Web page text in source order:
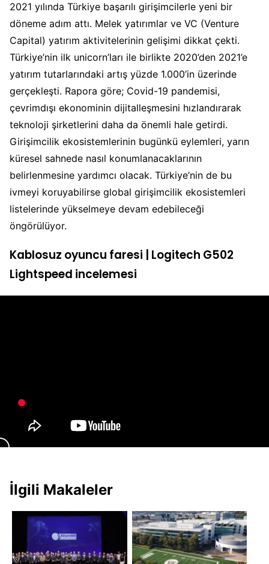
2021 yılında Türkiye başarılı girişimcilerle yeni bir
döneme adım attı. Melek yatırımlar ve VC (Venture
Capital) yatırım aktivitelerinin gelişimi dikkat çekti.
Türkiye’nin ilk unicorn’ları ile birlikte 2020’den 2021’e
yatırım tutarlarındaki artış yüzde 1.000’in üzerinde
gerçekleşti. Rapora göre; Covid-19 pandemisi,
çevrimdışı ekonominin dijitalleşmesini hızlandırarak
teknoloji şirketlerini daha da önemli hale getirdi.
Girişimcilik ekosistemlerinin bugünkü eylemleri, yarın
küresel sahnede nasıl konumlanacaklarının
belirlenmesine yardımcı olacak. Türkiye’nin de bu
ivmeyi koruyabilirse global girişimcilik ekosistemleri
listelerinde yükselmeye devam edebileceği
öngörülüyor.
Kablosuz oyuncu faresi | Logitech G502
Lightspeed incelemesi
İlgili Makaleler